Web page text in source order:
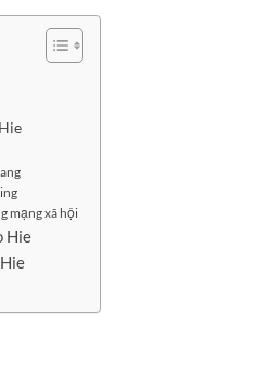
mạng xã hội
Hie